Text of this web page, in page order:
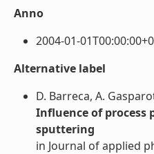
Anno
2004-01-
Alternative label
D. Barreca, A.
Influence of process
sputtering
in Journal of applied